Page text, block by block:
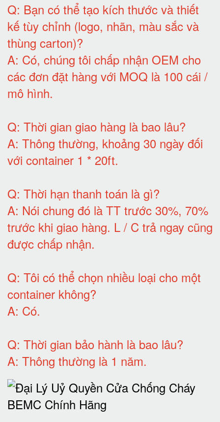
Q: Bạn có thể tạo kích thước và thiết
kế tùy chỉnh (logo, nhãn, màu sắc và
thùng carton)?
A: Có, chúng tôi chấp nhận OEM cho
các đơn đặt hàng với MOQ là 100 cái /
mô hình.
Q: Thời gian giao hàng là bao lâu?
A: Thông thường, khoảng 30 ngày đối
với container 1 * 20ft.
Q: Thời hạn thanh toán là gì?
A: Nói chung đó là TT trước 30%, 70%
trước khi giao hàng. L / C trả ngay cũng
được chấp nhận.
Q: Tôi có thể chọn nhiều loại cho một
container không?
A: Có.
Q: Thời gian bảo hành là bao lâu?
A: Thông thường là 1 năm.